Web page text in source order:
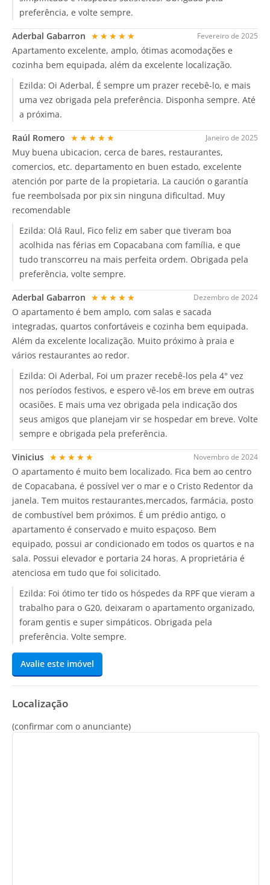
preferência, e volte sempre.
Fevereiro de 2025
Aderbal Gabarron ★★★★★
Apartamento excelente, amplo, ótimas acomodações e
cozinha bem equipada, além da excelente localização.
Ezilda: Oi Aderbal, É sempre um prazer recebê-lo, e mais
uma vez obrigada pela preferência. Disponha sempre. Até
a próxima.
Janeiro de 2025
Raúl Romero ★★★★★
Muy buena ubicacion, cerca de bares, restaurantes,
comercios, etc. departamento en buen estado, excelente
atención por parte de la propietaria. La caución o garantía
fue reembolsada por pix sin ninguna dificultad. Muy
recomendable
Ezilda: Olá Raul, Fico feliz em saber que tiveram boa
acolhida nas férias em Copacabana com família, e que
tudo transcorreu na mais perfeita ordem. Obrigada pela
preferência, volte sempre.
Dezembro de 2024
Aderbal Gabarron ★★★★★
O apartamento é bem amplo, com salas e sacada
integradas, quartos confortáveis e cozinha bem equipada.
Além da excelente localização. Muito próximo à praia e
vários restaurantes ao redor.
Ezilda: Oi Aderbal, Foi um prazer recebê-los pela 4° vez
nos períodos festivos, e espero vê-los em breve em outras
ocasiões. E mais uma vez obrigada pela indicação dos
seus amigos que planejam vir se hospedar em breve. Volte
sempre e obrigada pela preferência.
Novembro de 2024
Vinicius ★★★★★
O apartamento é muito bem localizado. Fica bem ao centro
de Copacabana, é possível ver o mar e o Cristo Redentor da
janela. Tem muitos restaurantes,mercados, farmácia, posto
de combustível bem próximos. É um prédio antigo, o
apartamento é conservado e muito espaçoso. Bem
equipado, possui ar condicionado em todos os quartos e na
sala. Possui elevador e portaria 24 horas. A proprietária é
atenciosa em tudo que foi solicitado.
Ezilda: Foi ótimo ter tido os hóspedes da RPF que vieram a
trabalho para o G20, deixaram o apartamento organizado,
foram gentis e super simpáticos. Obrigada pela
preferência. Volte sempre.
Avalie este imóvel
Localização
(confirmar com o anunciante)